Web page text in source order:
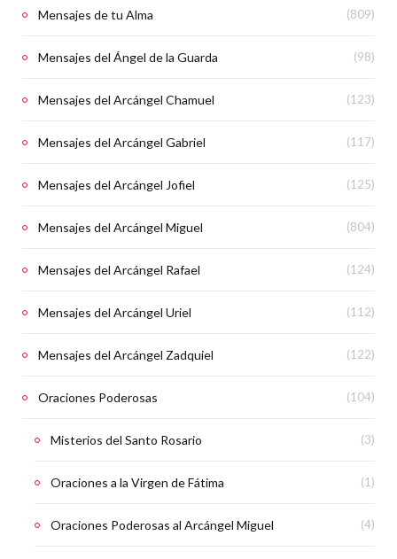
Mensajes de tu Alma (809)
Mensajes del Ángel de la Guarda (98)
Mensajes del Arcángel Chamuel (123)
Mensajes del Arcángel Gabriel (117)
Mensajes del Arcángel Jofiel (125)
Mensajes del Arcángel Miguel (804)
Mensajes del Arcángel Rafael (124)
Mensajes del Arcángel Uriel (112)
Mensajes del Arcángel Zadquiel (122)
Oraciones Poderosas (104)
Misterios del Santo Rosario (3)
Oraciones a la Virgen de Fátima (1)
Oraciones Poderosas al Arcángel Miguel (4)